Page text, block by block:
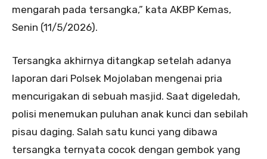
mengarah pada tersangka,” kata AKBP Kemas,
Senin (11/5/2026).
Tersangka akhirnya ditangkap setelah adanya
laporan dari Polsek Mojolaban mengenai pria
mencurigakan di sebuah masjid. Saat digeledah,
polisi menemukan puluhan anak kunci dan sebilah
pisau daging. Salah satu kunci yang dibawa
tersangka ternyata cocok dengan gembok yang